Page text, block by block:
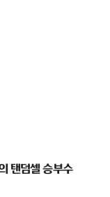
탠덤셀 승부수